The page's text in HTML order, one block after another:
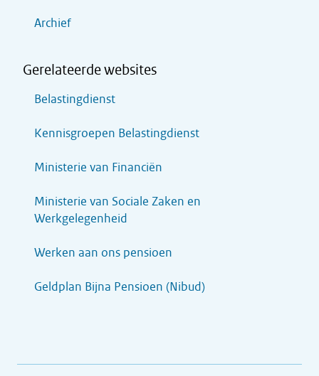
Archief
Gerelateerde websites
Belastingdienst
Kennisgroepen Belastingdienst
Ministerie van Financiën
Ministerie van Sociale Zaken en
Werkgelegenheid
Werken aan ons pensioen
Geldplan Bijna Pensioen (Nibud)